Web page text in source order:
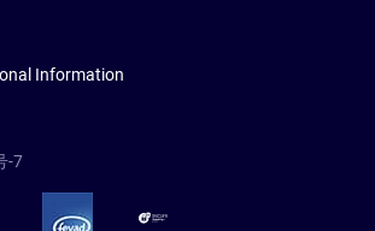
Information
-7